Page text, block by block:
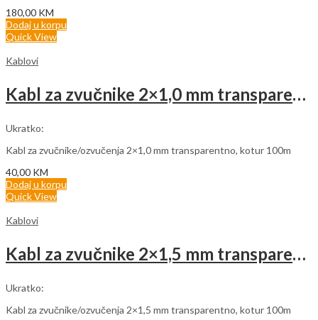
180,00 KM
Dodaj u korpu
Quick View
Kablovi
Kabl za zvučnike 2×1,0 mm transparentno (rolna 100m)
Ukratko:
Kabl za zvučnike/ozvučenja 2×1,0 mm transparentno, kotur 100m
40,00 KM
Dodaj u korpu
Quick View
Kablovi
Kabl za zvučnike 2×1,5 mm transparentno (rolna 100m)
Ukratko:
Kabl za zvučnike/ozvučenja 2×1,5 mm transparentno, kotur 100m